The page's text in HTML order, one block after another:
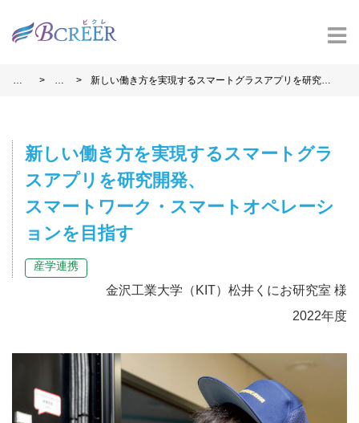
ホ
>
事
>
新しい働き方を実現するスマートグラスアプリを研究開
新しい働き方を実現するスマートグラ
スアプリを研究開発、
スマートワーク・スマートオペレーシ
ョンを目指す
産学連携
金沢工業大学（KIT）松井くにお研究室 様
2022年度